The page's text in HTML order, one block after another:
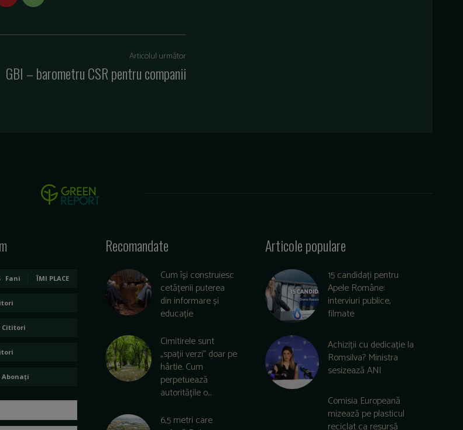
Articolul următor
GBI – barometru CSR pentru companii
Fani ÎMI PLACE
CONECTAȚI-VĂ
Cititori
CONECTAȚI-VĂ
Abonați
ABONAȚI-VĂ
Recomandate
Cum își construiesc
cetățenii puterea
din informare și
educație
Cimitirele sunt
„spații verzi” doar pe
hârtie. Cum
perpetuează
autoritățile o...
6,5 metri care
Articole populare
15 candidați pentru
Apele Române:
interviuri publice,
filmate
Achiziții cu dedicație la
Romsilva? Ministra
sesizează ANI
Comisia Europeană
mizează pe plasticul
reciclat ca resursă